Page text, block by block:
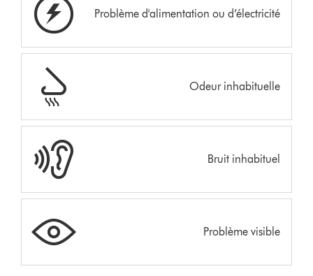
Problème d'alimentation ou d’électricité
Odeur inhabituelle
Bruit inhabituel
Problème visible